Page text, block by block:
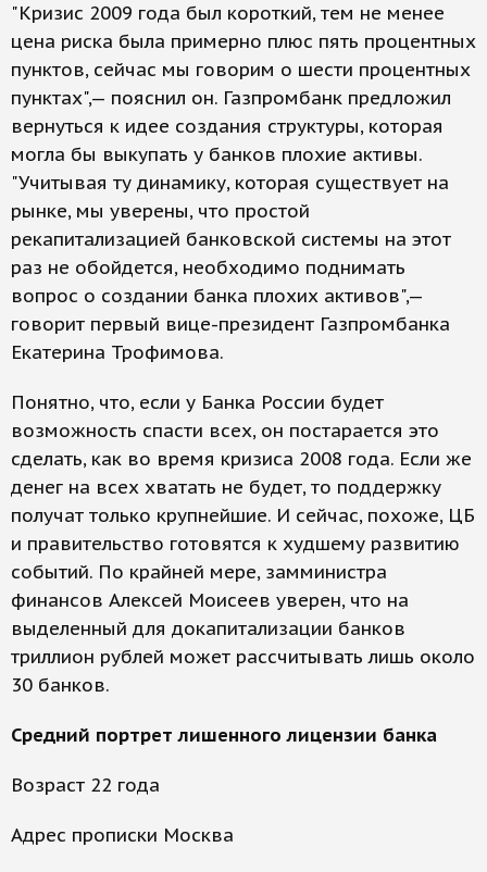
"Кризис 2009 года был короткий, тем не менее
цена риска была примерно плюс пять процентных
пунктов, сейчас мы говорим о шести процентных
пунктах",— пояснил он. Газпромбанк предложил
вернуться к идее создания структуры, которая
могла бы выкупать у банков плохие активы.
"Учитывая ту динамику, которая существует на
рынке, мы уверены, что простой
рекапитализацией банковской системы на этот
раз не обойдется, необходимо поднимать
вопрос о создании банка плохих активов",—
говорит первый вице-президент Газпромбанка
Екатерина Трофимова.
Понятно, что, если у Банка России будет
возможность спасти всех, он постарается это
сделать, как во время кризиса 2008 года. Если же
денег на всех хватать не будет, то поддержку
получат только крупнейшие. И сейчас, похоже, ЦБ
и правительство готовятся к худшему развитию
событий. По крайней мере, замминистра
финансов Алексей Моисеев уверен, что на
выделенный для докапитализации банков
триллион рублей может рассчитывать лишь около
30 банков.
Средний портрет лишенного лицензии банка
Возраст 22 года
Адрес прописки Москва